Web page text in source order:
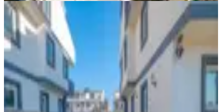
YENİ
Silivri Çanta'da 3+2 Modern
Tasarımlı Full Eşyalı Villa
Silivri, Çanta Sancaktepe Mahallesi
3+2· 03.08.2026
16.000.000 ₺